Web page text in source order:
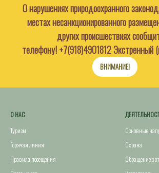
О нарушениях природоохранного
местах несанкционированного
других происшествиях
телефону!+7(918)4901812Экстренный
ВНИМАНИЕ!
О НАС
Туризм
Горячая линия
Правила посещения
Основные
Охрана
Обращение с